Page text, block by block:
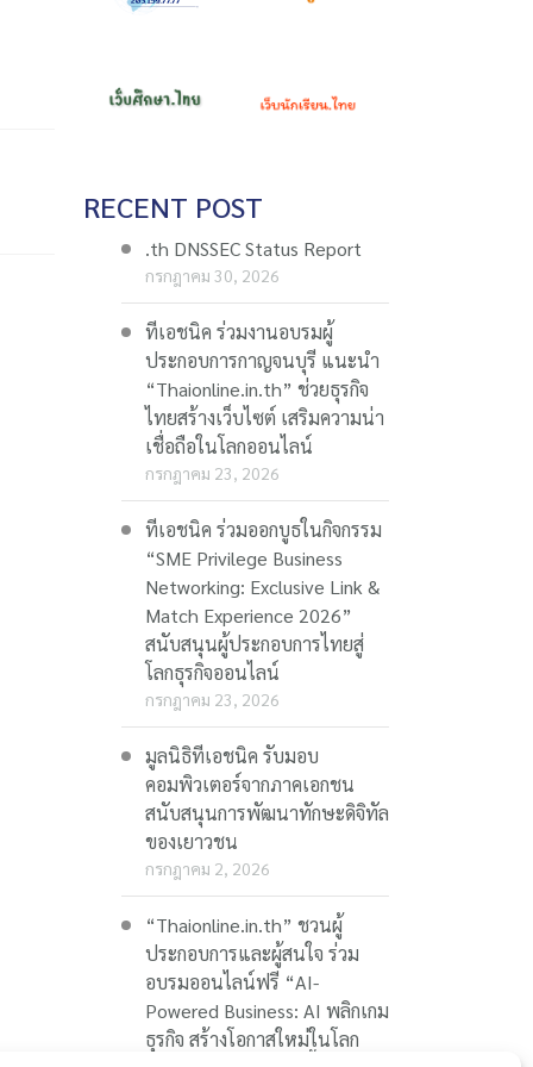
RECENT POST
.th DNSSEC Status Report
กรกฎาคม 30, 2026
ทีเอชนิค ร่วมงานอบรมผู้
ประกอบการกาญจนบุรี แนะนำ
“Thaionline.in.th” ช่วยธุรกิจ
ไทยสร้างเว็บไซต์ เสริมความน่า
เชื่อถือในโลกออนไลน์
กรกฎาคม 23, 2026
ทีเอชนิค ร่วมออกบูธในกิจกรรม
“SME Privilege Business
Networking: Exclusive Link &
Match Experience 2026”
สนับสนุนผู้ประกอบการไทยสู่
โลกธุรกิจออนไลน์
กรกฎาคม 23, 2026
มูลนิธิทีเอชนิค รับมอบ
คอมพิวเตอร์จากภาคเอกชน
สนับสนุนการพัฒนาทักษะดิจิทัล
ของเยาวชน
กรกฎาคม 2, 2026
“Thaionline.in.th” ชวนผู้
ประกอบการและผู้สนใจ ร่วม
อบรมออนไลน์ฟรี “AI-
Powered Business: AI พลิกเกม
ธุรกิจ สร้างโอกาสใหม่ในโลก